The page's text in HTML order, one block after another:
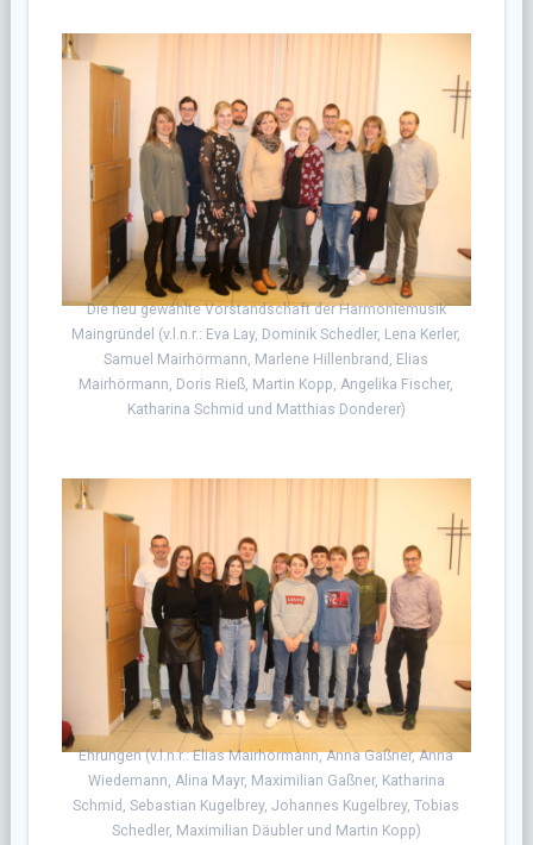
Die neu gewählte Vorstandschaft der Harmoniemusik
Maingründel (v.l.n.r.: Eva Lay, Dominik Schedler, Lena Kerler,
Samuel Mairhörmann, Marlene Hillenbrand, Elias
Mairhörmann, Doris Rieß, Martin Kopp, Angelika Fischer,
Katharina Schmid und Matthias Donderer)
Ehrungen (v.l.n.r.: Elias Mairhörmann, Anna Gaßner, Anna
Wiedemann, Alina Mayr, Maximilian Gaßner, Katharina
Schmid, Sebastian Kugelbrey, Johannes Kugelbrey, Tobias
Schedler, Maximilian Däubler und Martin Kopp)